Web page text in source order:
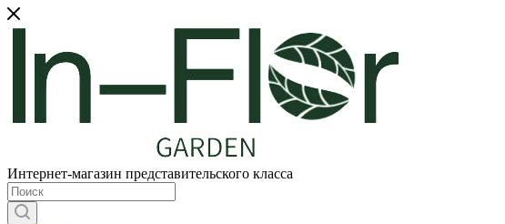
Интернет-магазин представительского класса